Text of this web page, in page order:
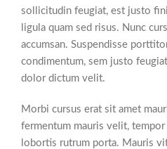
sollicitudin feugiat, est justo
ligula quam sed risus. Nunc
accumsan. Suspendisse
condimentum, sem justo
dolor dictum velit.
Morbi cursus erat sit amet
fermentum mauris velit,
lobortis rutrum porta. Mauris